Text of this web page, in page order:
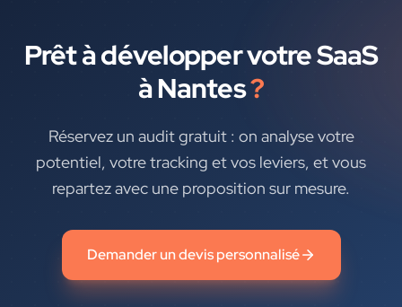
Prêt à développer votreSaaS
àNantes?
Réservez un audit gratuit : on analyse votre
potentiel, votre tracking et vos leviers, et vous
repartez avec une proposition sur mesure.
Demander un devis personnalisé